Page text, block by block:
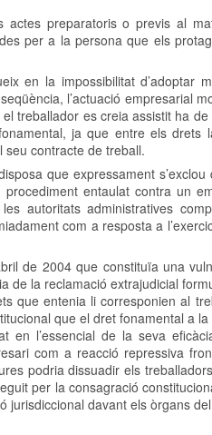
actes preparatoris o previs al
per a la persona que els
en la impossibilitat d’adoptar
l’actuació empresarial
treballador es creia assistit ha
ja que entre els drets
seu contracte de treball.
que expressament
entaulat contra un
autoritats administratives
com a resposta a
de 2004 que constituïa una
de la reclamació extrajudicial
que entenia li corresponien al
que el dret fonamental a
en l’essencial de la seva
com a reacció repressiva
podria dissuadir els
per la consagració
davant els òrgans